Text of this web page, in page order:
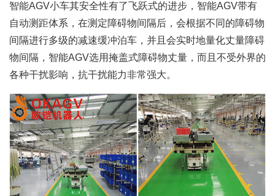
智能AGV小车其安全性有了飞跃式的进步，智能AGV带有
自动测距体系，在测定障碍物间隔后，会根据不同的障碍物
间隔进行多级的减速缓冲泊车，并且会实时地量化丈量障碍
物间隔，智能AGV选用掩盖式障碍物丈量，而且不受外界的
各种干扰影响，抗干扰能力非常强大。